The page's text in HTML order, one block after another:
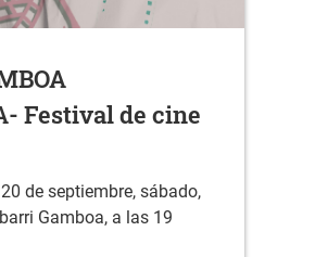
Festival de cine
de septiembre, sábado,
Gamboa, a las 19